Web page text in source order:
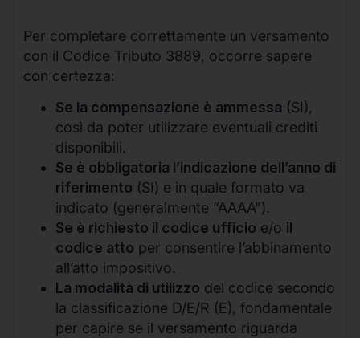
Per completare correttamente un versamento
con il Codice Tributo 3889, occorre sapere
con certezza:
Se la compensazione è ammessa (SI),
così da poter utilizzare eventuali crediti
disponibili.
Se è obbligatoria l’indicazione dell’anno di
riferimento (SI) e in quale formato va
indicato (generalmente “AAAA”).
Se è richiesto il codice ufficio e/o il
codice atto per consentire l’abbinamento
all’atto impositivo.
La modalità di utilizzo del codice secondo
la classificazione D/E/R (E), fondamentale
per capire se il versamento riguarda